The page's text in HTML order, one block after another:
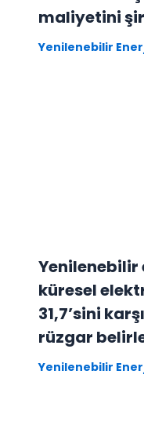
maliyetini
Yenilenebilir
Yenilenebilir
küresel
31,7’sini
rüzgar
Yenilenebilir